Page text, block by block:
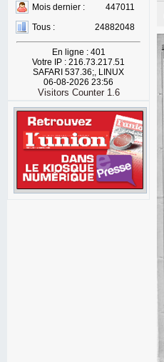
Mois dernier :
447011
Tous :
24882048
En ligne : 401
Votre IP : 216.73.217.51
SAFARI 537.36;, LINUX
06-08-2026 23:56
Visitors Counter 1.6